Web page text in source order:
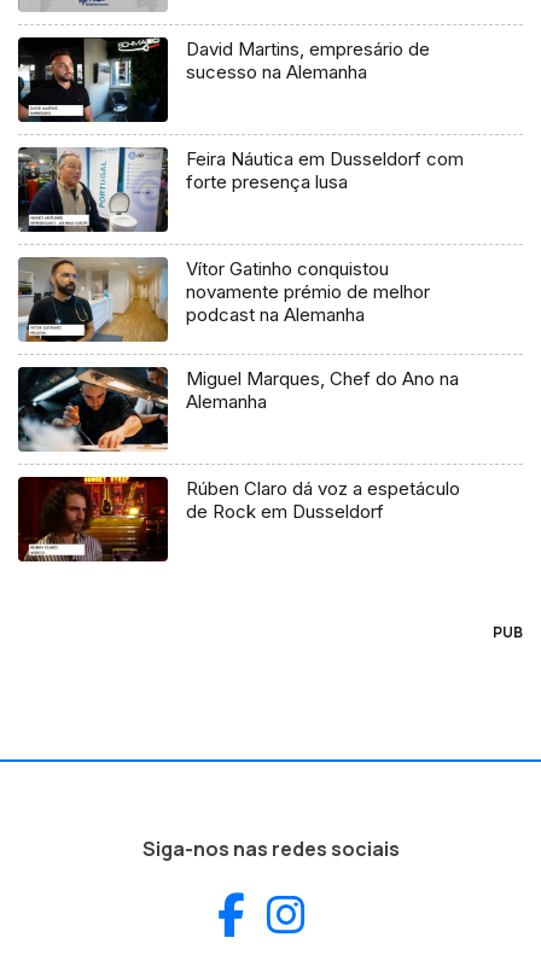
David Martins, empresário de
sucesso na Alemanha
Feira Náutica em Dusseldorf com
forte presença lusa
Vítor Gatinho conquistou
novamente prémio de melhor
podcast na Alemanha
Miguel Marques, Chef do Ano na
Alemanha
Rúben Claro dá voz a espetáculo
de Rock em Dusseldorf
PUB
Siga-nos nas redes sociais
Facebook